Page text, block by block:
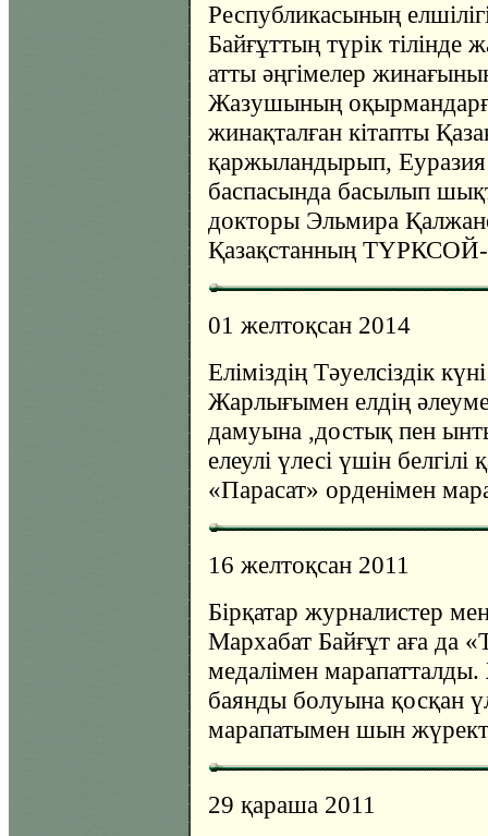
Республикасының
Байғұттың түрік тілінде
атты әңгімелер
Жазушының
жинақталған кітапты
қаржыландырып,
баспасында басылып
докторы Эльмира
Қазақстанның ТҮРКСОЙ-
01 желтоқсан 2014
Еліміздің Тәуелсіздік
Жарлығымен елдің
дамуына ,достық пен
елеулі үлесі үшін
«Парасат» орденімен
16 желтоқсан 2011
Бірқатар журналистер
Мархабат Байғұт аға да
медалімен
баянды болуына қосқан
марапатымен шын
29 қараша 2011